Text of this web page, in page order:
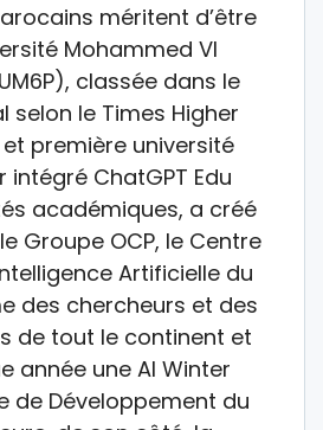
méritent d’être
Mohammed VI
classée dans le
selon le Times Higher
première université
ChatGPT Edu
académiques, a créé
Groupe OCP, le Centre
Artificielle du
des chercheurs et des
de tout le continent et
année une AI Winter
de Développement du